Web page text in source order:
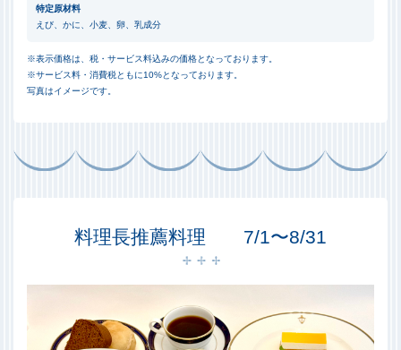
特定原材料
えび、かに、小麦、卵、乳成分
※表示価格は、税・サービス料込みの価格となっております。
※サービス料・消費税ともに10%となっております。
写真はイメージです。
料理長推薦料理 7/1〜8/31